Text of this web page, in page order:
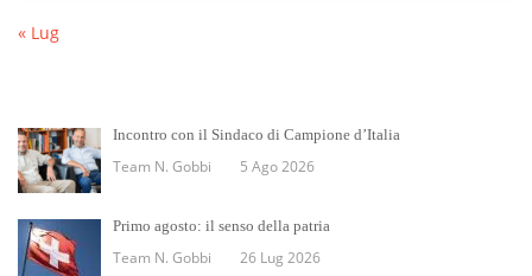
« Lug
Incontro con il Sindaco di Campione d’Italia
Team N. Gobbi 5 Ago 2026
Primo agosto: il senso della patria
Team N. Gobbi 26 Lug 2026